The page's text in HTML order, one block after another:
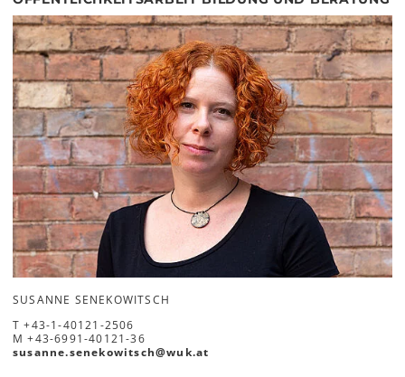
SUSANNE SENEKOWITSCH
T+43-1-40121-2506
M+43-6991-40121-36
susanne.senekowitsch@wuk.at